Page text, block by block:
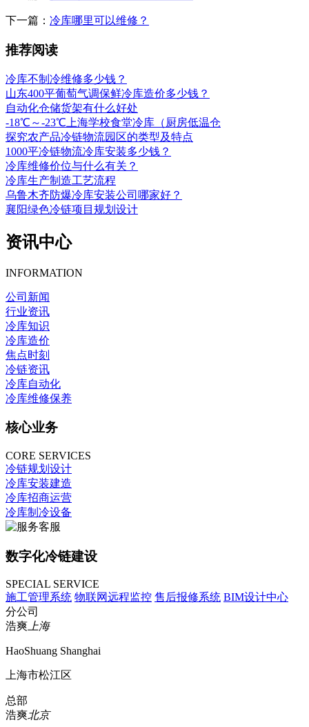
下一篇： 冷库哪里可以维修？
推荐阅读
冷库不制冷维修多少钱？
山东400平葡萄气调保鲜冷库造价多少钱？
自动化仓储货架有什么好处
-18℃～-23℃上海学校食堂冷库（厨房低温仓
探究农产品冷链物流园区的类型及特点
1000平冷链物流冷库安装多少钱？
冷库维修价位与什么有关？
冷库生产制造工艺流程
乌鲁木齐防爆冷库安装公司哪家好？
襄阳绿色冷链项目规划设计
资讯中心
INFORMATION
公司新闻
行业资讯
冷库知识
冷库造价
焦点时刻
冷链资讯
冷库自动化
冷库维修保养
核心业务
CORE SERVICES
冷链规划设计
冷库安装建造
冷库招商运营
冷库制冷设备
数字化冷链建设
SPECIAL SERVICE
施工管理系统 物联网远程监控 售后报修系统 BIM设计中心
分公司
浩爽上海
HaoShuang Shanghai
上海市松江区
总部
浩爽北京